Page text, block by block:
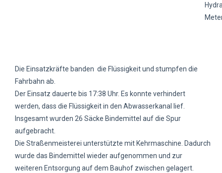
Die Einsatzkräfte banden die Flüssigkeit und stumpfen die
Fahrbahn ab.
Der Einsatz dauerte bis 17:38 Uhr. Es konnte verhindert
werden, dass die Flüssigkeit in den Abwasserkanal lief.
Insgesamt wurden 26 Säcke Bindemittel auf die Spur
aufgebracht.
Die Straßenmeisterei unterstützte mit Kehrmaschine. Dadurch
wurde das Bindemittel wieder aufgenommen und zur
weiteren Entsorgung auf dem Bauhof zwischen gelagert.